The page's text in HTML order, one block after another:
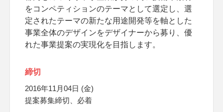
をコンペティションのテーマとして選定し、選
定されたテーマの新たな用途開発等を軸とした
事業全体のデザインをデザイナーから募り、優
れた事業提案の実現化を目指します。
締切
2016年11月04日 (金)
提案募集締切、必着